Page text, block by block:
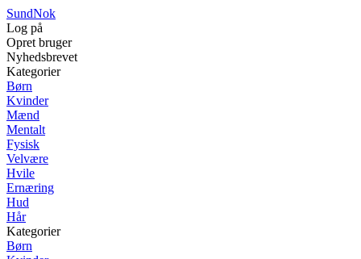
SundNok
Log på
Opret bruger
Nyhedsbrevet
Kategorier
Børn
Kvinder
Mænd
Mentalt
Fysisk
Velvære
Hvile
Ernæring
Hud
Hår
Kategorier
Børn